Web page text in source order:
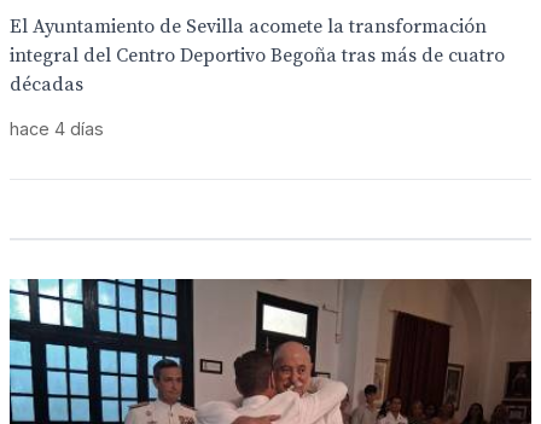
El Ayuntamiento de Sevilla acomete la transformación
integral del Centro Deportivo Begoña tras más de cuatro
décadas
hace 4 días